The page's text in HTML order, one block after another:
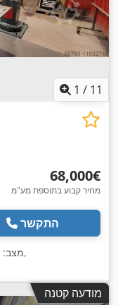
1 / 11
‏68,000 ‏€
מחיר קבוע בתוספת מע"מ
התקשר
מצב:,
מודעה קטנה